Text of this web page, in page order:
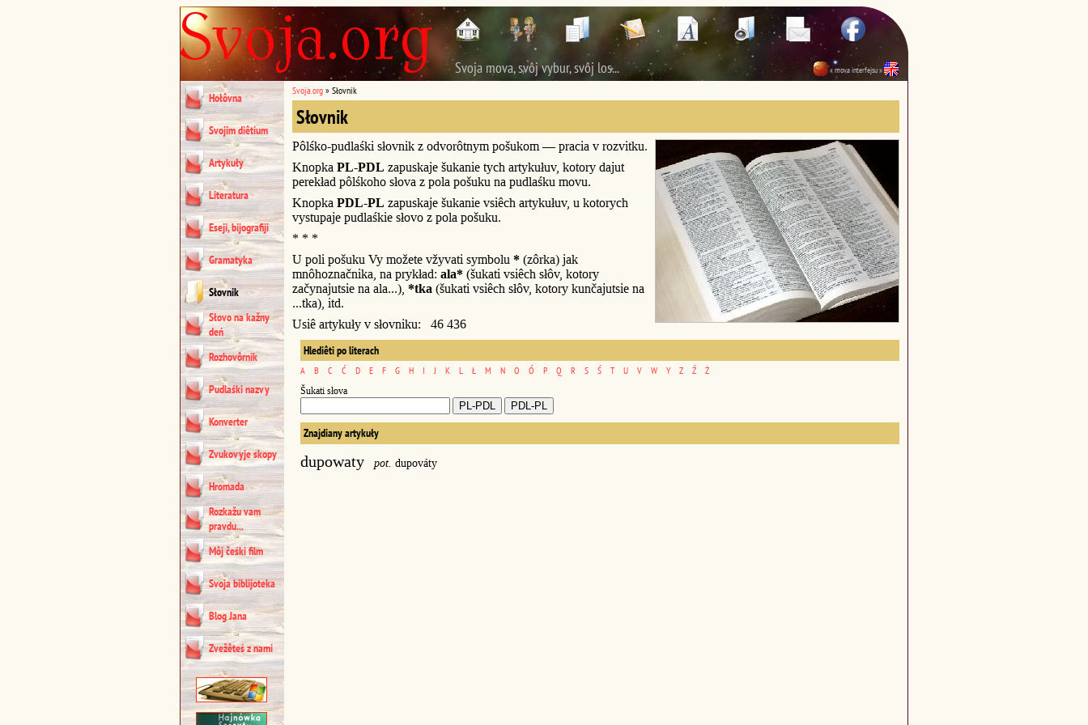
Svoja mova, svôj vybur, svôj los... « mova interfejsu »
Hołôvna
Svojim diêtium
Artykuły
Literatura
Eseji, bijografiji
Gramatyka
Słovnik
Słovo na kažny
deń
Rozhovôrnik
Pudlaśki nazvy
Konverter
Zvukovyje skopy
Hromada
Rozkažu vam
pravdu...
Môj čeśki film
Svoja biblijoteka
Blog Jana
Zvežêteś z nami
Svoja.org » Słovnik
Słovnik
Pôlśko-pudlaśki słovnik z odvorôtnym pošukom — pracia v rozvitku.
Knopka PL-PDL zapuskaje šukanie tych artykułuv, kotory dajut
perekład pôlśkoho słova z pola pošuku na pudlaśku movu.
Knopka PDL-PL zapuskaje šukanie vsiêch artykułuv, u kotorych
vystupaje pudlaśkie słovo z pola pošuku.
* * *
U poli pošuku Vy možete vžyvati symbolu * (zôrka) jak
mnôhoznačnika, na prykład: ala* (šukati vsiêch słôv, kotory
začynajutsie na ala...), *tka (šukati vsiêch słôv, kotory kunčajutsie na
...tka), itd.
Usiê artykuły v słovniku: 46 436
Hlediêti po literach
A B C Ć D E F G H I J K L Ł M N O Ó P Q R S Ś T U V W Y Z Ź Ż
Šukati słova
Znajdiany artykuły
dupowaty pot. dupováty